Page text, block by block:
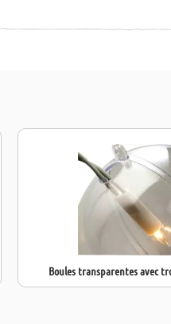
Boules transparentes avec